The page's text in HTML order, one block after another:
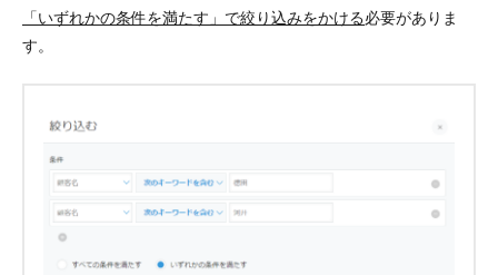
「いずれかの条件を満たす」で絞り込みをかける必要がありま
す。